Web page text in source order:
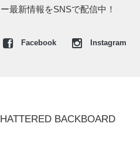
最新情報をSNSで配信中！
Facebook Instagram
BACKBOARD